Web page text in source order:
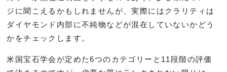
ジに聞こえるかもしれませんが、実際にはクラリティは
ダイヤモンド内部に不純物などが混在していないかどう
かをチェックします。
米国宝石学会が定めた6つのカテゴリーと11段階の評価